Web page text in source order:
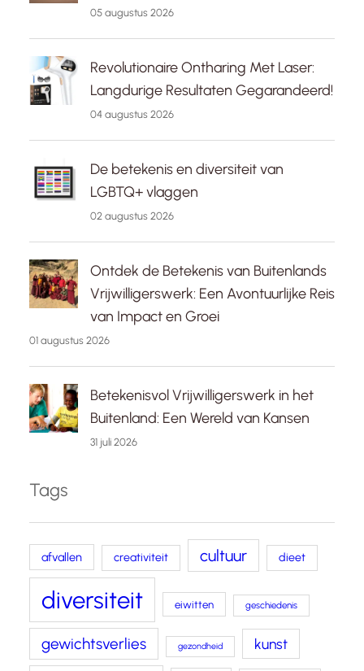
05 augustus 2026
Revolutionaire Ontharing Met Laser:
Langdurige Resultaten Gegarandeerd!
04 augustus 2026
De betekenis en diversiteit van
LGBTQ+ vlaggen
02 augustus 2026
Ontdek de Betekenis van Buitenlands
Vrijwilligerswerk: Een Avontuurlijke Reis
van Impact en Groei
01 augustus 2026
Betekenisvol Vrijwilligerswerk in het
Buitenland: Een Wereld van Kansen
31 juli 2026
Tags
afvallen creativiteit cultuur dieet
diversiteit eiwitten geschiedenis
gewichtsverlies gezondheid kunst